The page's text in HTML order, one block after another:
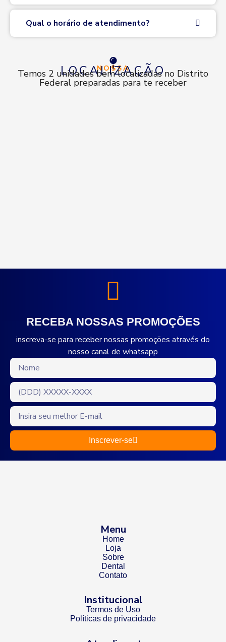
Qual o horário de atendimento?
NOSSA
LOCALIZAÇÃO
Temos 2 unidades bem localizadas no Distrito
Federal preparadas para te receber
RECEBA NOSSAS PROMOÇÕES
inscreva-se para receber nossas promoções através do
nosso canal de whatsapp
Inscrever-se
Menu
Home
Loja
Sobre
Dental
Contato
Institucional
Termos de Uso
Políticas de privacidade